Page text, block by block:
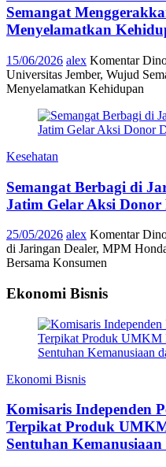
Semangat
Menyelamatkan
15/06/2026 alex Komentar
Universitas Jember, Wujud
Menyelamatkan Kehidupan
Kesehatan
Semangat Berbagi di
Jatim Gelar Aksi Donor
25/05/2026 alex Komentar
di Jaringan Dealer, MPM
Bersama Konsumen
Ekonomi Bisnis
Ekonomi Bisnis
Komisaris Independen
Terpikat Produk
Sentuhan